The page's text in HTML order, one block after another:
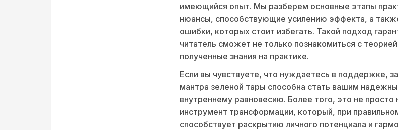
имеющийся опыт. Мы разберем основные этапы
нюансы, способствующие усилению эффекта, а
ошибки, которых стоит избегать. Такой подход
читатель сможет не только познакомиться с
полученные знания на практике.
Если вы чувствуете, что нуждаетесь в поддержке,
мантра зеленой тары способна стать вашим
внутреннему равновесию. Более того, это не
инструмент трансформации, который, при
способствует раскрытию личного потенциала и